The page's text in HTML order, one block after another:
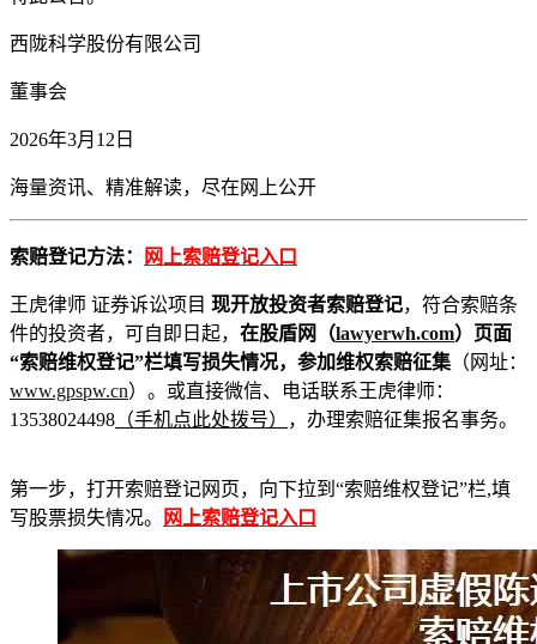
西陇科学股份有限公司
董事会
2026年3月12日
海量资讯、精准解读，尽在 网上公开
索赔登记方法： 网上索赔登记入口
王虎律师 证券诉讼项目 现开放投资者索赔登记，符合索赔条
件的投资者，可自即日起， 在股盾网（lawyerwh.com）页面
“索赔维权登记”栏填写损失情况，参加维权索赔征集 （网址：
www.gpspw.cn）。或直接微信、电话联系王虎律师：
13538024498 （手机点此处拨号） ，办理索赔征集报名事务。
第一步，打开索赔登记网页，向下拉到“索赔维权登记”栏,填
写股票损失情况。
网上索赔登记入口